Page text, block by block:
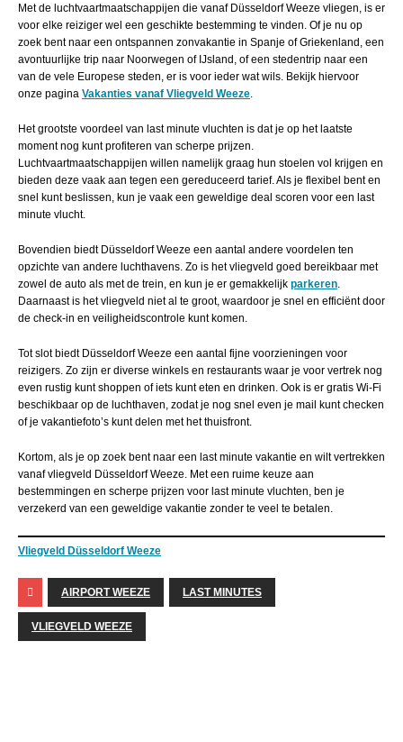
Met de luchtvaartmaatschappijen die vanaf Düsseldorf Weeze vliegen, is er
voor elke reiziger wel een geschikte bestemming te vinden. Of je nu op
zoek bent naar een ontspannen zonvakantie in Spanje of Griekenland, een
avontuurlijke trip naar Noorwegen of IJsland, of een stedentrip naar een
van de vele Europese steden, er is voor ieder wat wils. Bekijk hiervoor
onze pagina Vakanties vanaf Vliegveld Weeze.
Het grootste voordeel van last minute vluchten is dat je op het laatste
moment nog kunt profiteren van scherpe prijzen.
Luchtvaartmaatschappijen willen namelijk graag hun stoelen vol krijgen en
bieden deze vaak aan tegen een gereduceerd tarief. Als je flexibel bent en
snel kunt beslissen, kun je vaak een geweldige deal scoren voor een last
minute vlucht.
Bovendien biedt Düsseldorf Weeze een aantal andere voordelen ten
opzichte van andere luchthavens. Zo is het vliegveld goed bereikbaar met
zowel de auto als met de trein, en kun je er gemakkelijk parkeren.
Daarnaast is het vliegveld niet al te groot, waardoor je snel en efficiënt door
de check-in en veiligheidscontrole kunt komen.
Tot slot biedt Düsseldorf Weeze een aantal fijne voorzieningen voor
reizigers. Zo zijn er diverse winkels en restaurants waar je voor vertrek nog
even rustig kunt shoppen of iets kunt eten en drinken. Ook is er gratis Wi-Fi
beschikbaar op de luchthaven, zodat je nog snel even je mail kunt checken
of je vakantiefoto’s kunt delen met het thuisfront.
Kortom, als je op zoek bent naar een last minute vakantie en wilt vertrekken
vanaf vliegveld Düsseldorf Weeze. Met een ruime keuze aan
bestemmingen en scherpe prijzen voor last minute vluchten, ben je
verzekerd van een geweldige vakantie zonder te veel te betalen.
Vliegveld Düsseldorf Weeze
AIRPORT WEEZE LAST MINUTES
VLIEGVELD WEEZE